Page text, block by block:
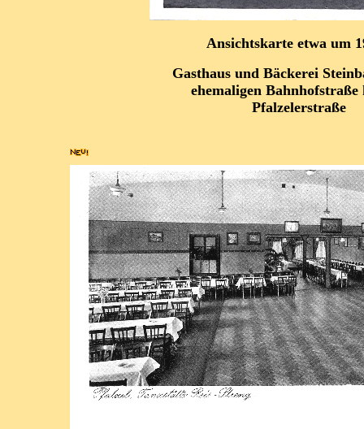
Ansichtskarte etwa um
Gasthaus und Bäckerei
ehemaligen Bahnhofstraße
Pfalzelerstraße